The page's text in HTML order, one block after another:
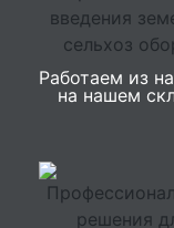
Работаем из
на нашем